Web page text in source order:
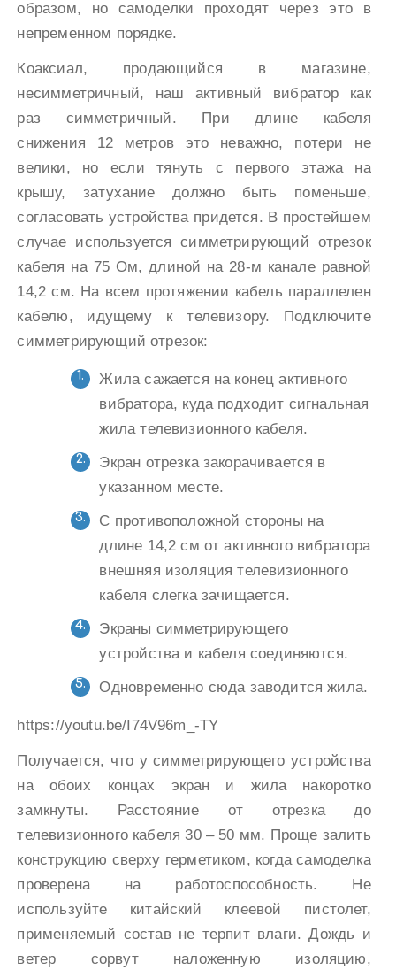
образом, но самоделки проходят через это в
непременном порядке.
Коаксиал, продающийся в магазине,
несимметричный, наш активный вибратор как
раз симметричный. При длине кабеля
снижения 12 метров это неважно, потери не
велики, но если тянуть с первого этажа на
крышу, затухание должно быть поменьше,
согласовать устройства придется. В простейшем
случае используется симметрирующий отрезок
кабеля на 75 Ом, длиной на 28-м канале равной
14,2 см. На всем протяжении кабель параллелен
кабелю, идущему к телевизору. Подключите
симметрирующий отрезок:
Жила сажается на конец активного
вибратора, куда подходит сигнальная
жила телевизионного кабеля.
Экран отрезка закорачивается в
указанном месте.
С противоположной стороны на
длине 14,2 см от активного вибратора
внешняя изоляция телевизионного
кабеля слегка зачищается.
Экраны симметрирующего
устройства и кабеля соединяются.
Одновременно сюда заводится жила.
https://youtu.be/I74V96m_-TY
Получается, что у симметрирующего устройства
на обоих концах экран и жила накоротко
замкнуты. Расстояние от отрезка до
телевизионного кабеля 30 – 50 мм. Проще залить
конструкцию сверху герметиком, когда самоделка
проверена на работоспособность. Не
используйте китайский клеевой пистолет,
применяемый состав не терпит влаги. Дождь и
ветер сорвут наложенную изоляцию,